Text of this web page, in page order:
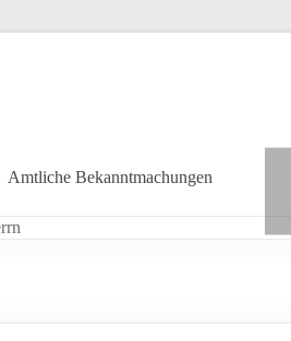
Amtliche Bekanntmachungen